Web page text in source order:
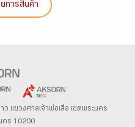
การสินค้า
ว แขวงศาลเจ้าพ่อเสือ เขตพระนคร
คร 10200